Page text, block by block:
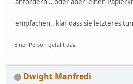
anfordern .. oder aber einen
empfachen.. klar dass sie letzteres
Einer Person gefällt das.
Dwight Manfredi